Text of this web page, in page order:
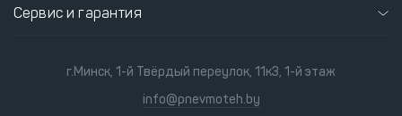
Сервис и гарантия
г.Минск, 1-й Твёрдый переулок, 11к3, 1-й этаж
info@pnevmoteh.by